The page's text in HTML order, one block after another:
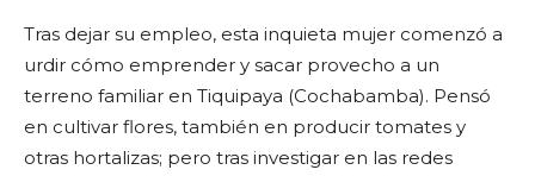
Tras dejar su empleo, esta inquieta mujer comenzó a
urdir cómo emprender y sacar provecho a un
terreno familiar en Tiquipaya (Cochabamba). Pensó
en cultivar flores, también en producir tomates y
otras hortalizas; pero tras investigar en las redes